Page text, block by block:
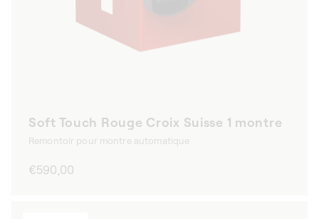
Soft Touch Rouge Croix Suisse 1 montre
Remontoir pour montre automatique
Prix
€590,00